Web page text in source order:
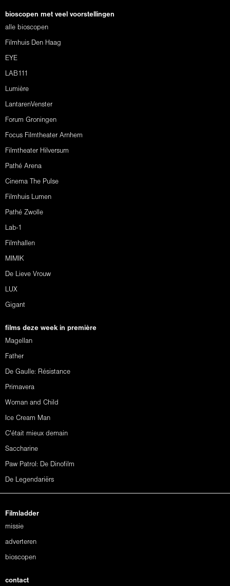
bioscopen met veel voorstellingen
alle bioscopen
Filmhuis Den Haag
EYE
LAB111
Lumière
LantarenVenster
Forum Groningen
Focus Filmtheater Arnhem
Filmtheater Hilversum
Pathé Arena
Cinema The Pulse
Filmhuis Lumen
Pathé Zwolle
Lab-1
Filmhallen
MIMIK
De Lieve Vrouw
LUX
Gigant
films deze week in première
Magellan
Father
De Gaulle: Résistance
Primavera
Woman and Child
Ice Cream Man
C'était mieux demain
Saccharine
Paw Patrol: De Dinofilm
De Legendariërs
Filmladder
missie
adverteren
bioscopen
contact